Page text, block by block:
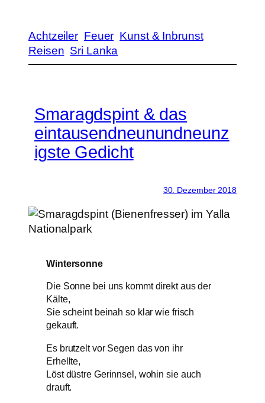
Achtzeiler Feuer Kunst & Inbrunst
Reisen Sri Lanka
Smaragdspint & das
eintausendneunundneunz
igste Gedicht
30. Dezember 2018
Wintersonne
Die Sonne bei uns kommt direkt aus der
Kälte,
Sie scheint beinah so klar wie frisch
gekauft.
Es brutzelt vor Segen das von ihr
Erhellte,
Löst düstre Gerinnsel, wohin sie auch
drauft.